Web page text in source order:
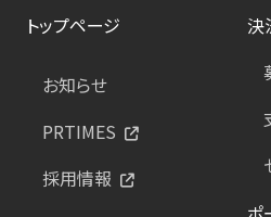
トップページ
お知らせ
PRTIMES
採用情報
決